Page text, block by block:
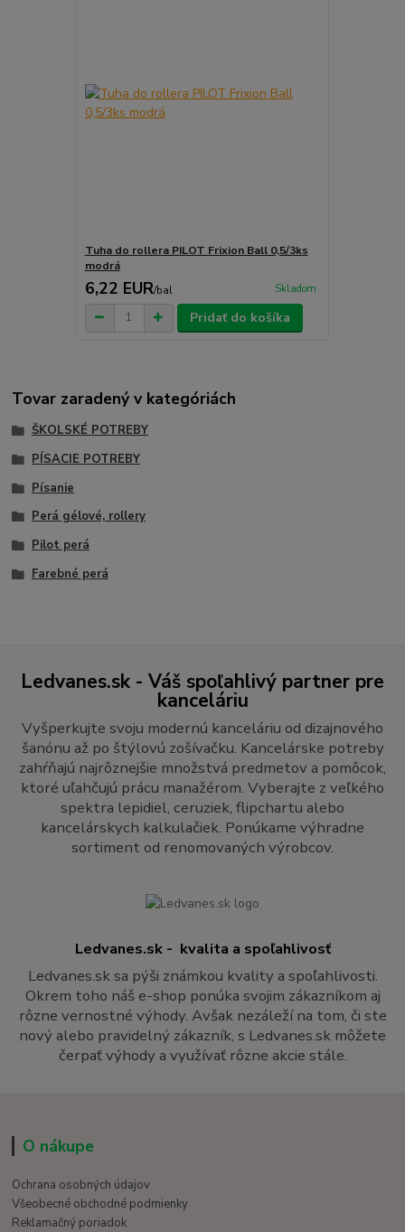
Tuha do rollera PILOT Frixion Ball 0,5/3ks
modrá
6,22 EUR/bal Skladom
Pridať do košíka
Tovar zaradený v kategóriách
ŠKOLSKÉ POTREBY
PÍSACIE POTREBY
Písanie
Perá gélové, rollery
Pilot perá
Farebné perá
Ledvanes.sk - Váš spoľahlivý partner pre
kanceláriu
Vyšperkujte svoju modernú kanceláriu od dizajnového
šanónu až po štýlovú zošívačku. Kancelárske potreby
zahŕňajú najrôznejšie množstvá predmetov a pomôcok,
ktoré uľahčujú prácu manažérom. Vyberajte z veľkého
spektra lepidiel, ceruziek, flipchartu alebo
kancelárskych kalkulačiek. Ponúkame výhradne
sortiment od renomovaných výrobcov.
Ledvanes.sk - kvalita a spoľahlivosť
Ledvanes.sk sa pýši známkou kvality a spoľahlivosti.
Okrem toho náš e-shop ponúka svojim zákazníkom aj
rôzne vernostné výhody. Avšak nezáleží na tom, či ste
nový alebo pravidelný zákazník, s Ledvanes.sk môžete
čerpať výhody a využívať rôzne akcie stále.
O nákupe
Ochrana osobných údajov
Všeobecné obchodné podmienky
Reklamačný poriadok